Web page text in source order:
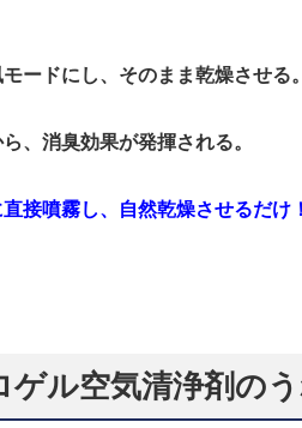
ードにし、そのまま乾燥させる。
、消臭効果が発揮される。
接噴霧し、自然乾燥させるだけ！
ゲル空気清浄剤の